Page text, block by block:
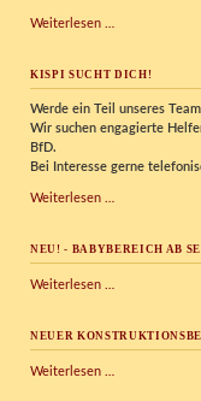
Weiterlesen …
KISPI SUCHT DICH!
Werde ein Teil unseres
Wirsuchen engagierte
BfD.
Bei Interesse gerne
Weiterlesen …
NEU! - BABYBEREICH AB
Weiterlesen …
ab
NEUER
Weiterlesen …